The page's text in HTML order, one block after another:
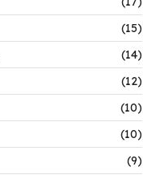
(15)
(14)
(12)
(10)
(10)
(9)